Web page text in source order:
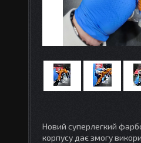
Новий суперлегкий
корпусу дає змогу